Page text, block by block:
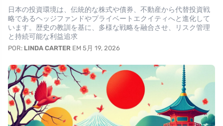
日本の投資環境は、伝統的な株式や債券、不動産から代替投資戦
略であるヘッジファンドやプライベートエクイティへと進化して
います。歴史の教訓を基に、多様な戦略を融合させ、リスク管理
と持続可能な利益追求
POR: LINDA CARTER EM 5月 19, 2026